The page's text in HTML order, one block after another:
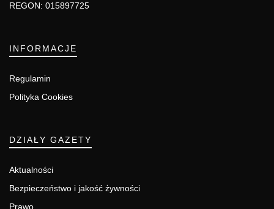
REGON: 015897725
INFORMACJE
Regulamin
Polityka Cookies
DZIAŁY GAZETY
Aktualności
Bezpieczeństwo i jakość żywności
Prawo